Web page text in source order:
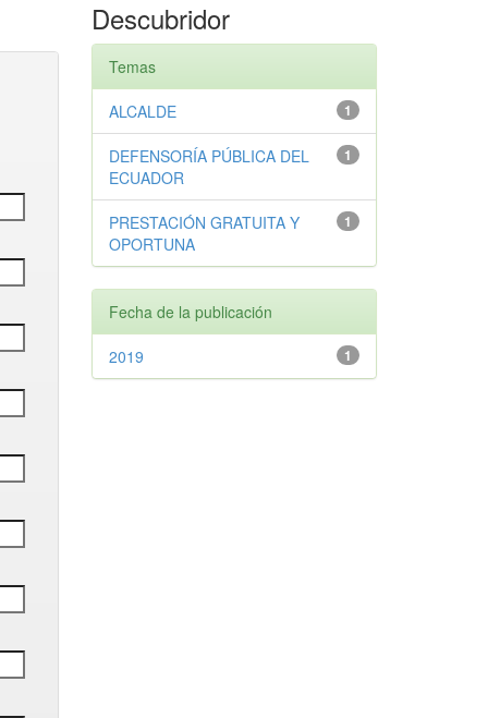
Descubridor
Temas
1
ALCALDE
1
DEFENSORÍA PÚBLICA DEL
ECUADOR
1
PRESTACIÓN GRATUITA Y
OPORTUNA
Fecha de la publicación
1
2019